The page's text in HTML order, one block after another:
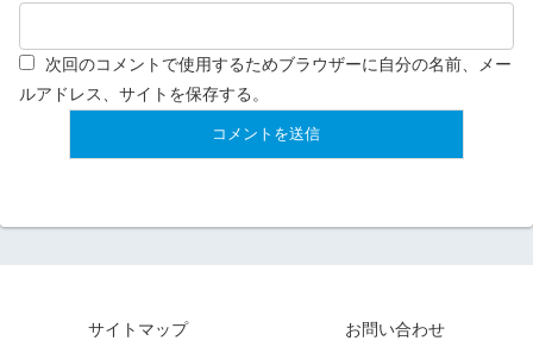
次回のコメントで使用するためブラウザーに自分の名前、メー
ルアドレス、サイトを保存する。
サイトマップ お問い合わせ